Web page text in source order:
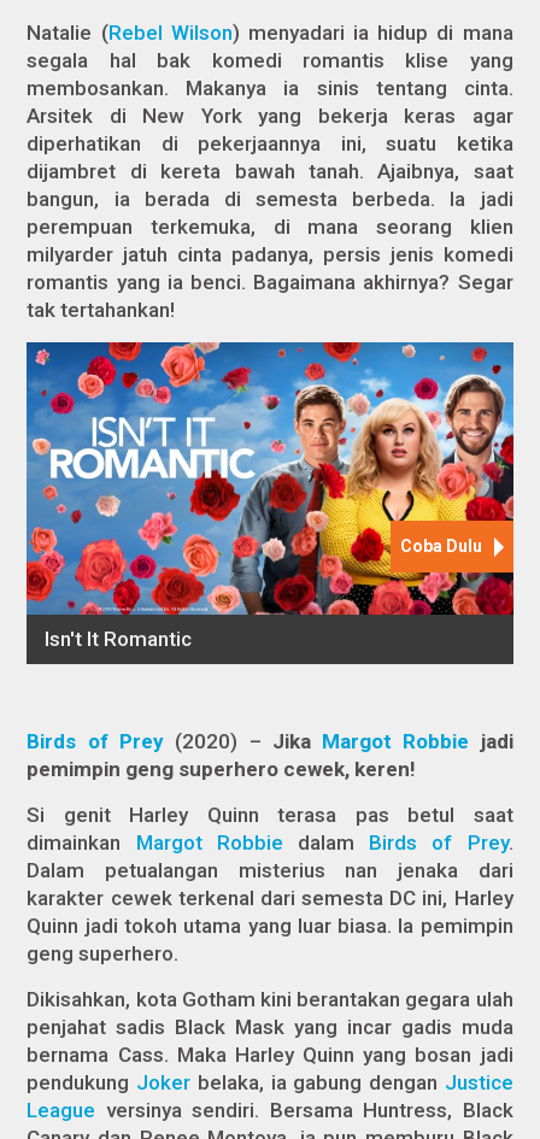
Natalie (Rebel Wilson) menyadari ia hidup di mana
segala hal bak komedi romantis klise yang
membosankan. Makanya ia sinis tentang cinta.
Arsitek di New York yang bekerja keras agar
diperhatikan di pekerjaannya ini, suatu ketika
dijambret di kereta bawah tanah. Ajaibnya, saat
bangun, ia berada di semesta berbeda. Ia jadi
perempuan terkemuka, di mana seorang klien
milyarder jatuh cinta padanya, persis jenis komedi
romantis yang ia benci. Bagaimana akhirnya? Segar
tak tertahankan!
Birds of Prey (2020) – Jika Margot Robbie jadi
pemimpin geng superhero cewek, keren!
Si genit Harley Quinn terasa pas betul saat
dimainkan Margot Robbie dalam Birds of Prey.
Dalam petualangan misterius nan jenaka dari
karakter cewek terkenal dari semesta DC ini, Harley
Quinn jadi tokoh utama yang luar biasa. Ia pemimpin
geng superhero.
Dikisahkan, kota Gotham kini berantakan gegara ulah
penjahat sadis Black Mask yang incar gadis muda
bernama Cass. Maka Harley Quinn yang bosan jadi
pendukung Joker belaka, ia gabung dengan Justice
League versinya sendiri. Bersama Huntress, Black